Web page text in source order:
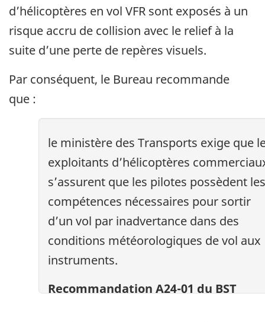
d’hélicoptères en vol VFR sont exposés à un
risque accru de collision avec le relief à la
suite d’une perte de repères visuels.
Par conséquent, le Bureau recommande
que :
le ministère des Transports exige que
exploitants d’hélicoptères
s’assurent que les pilotes possèdent les
compétences nécessaires pour sortir
d’un vol par inadvertance dans des
conditions météorologiques de vol aux
instruments.
Recommandation A24-01 du BST